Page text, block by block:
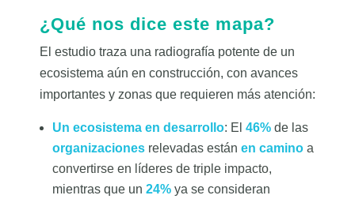
¿Qué nos dice este mapa?
El estudio traza una radiografía potente de un
ecosistema aún en construcción, con avances
importantes y zonas que requieren más atención:
Un ecosistema en desarrollo: El 46%de las
organizacionesrelevadas están en camino a
convertirseen líderes de triple impacto,
mientras que un 24%ya se consideran